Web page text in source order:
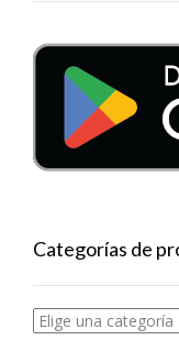
Categorías de